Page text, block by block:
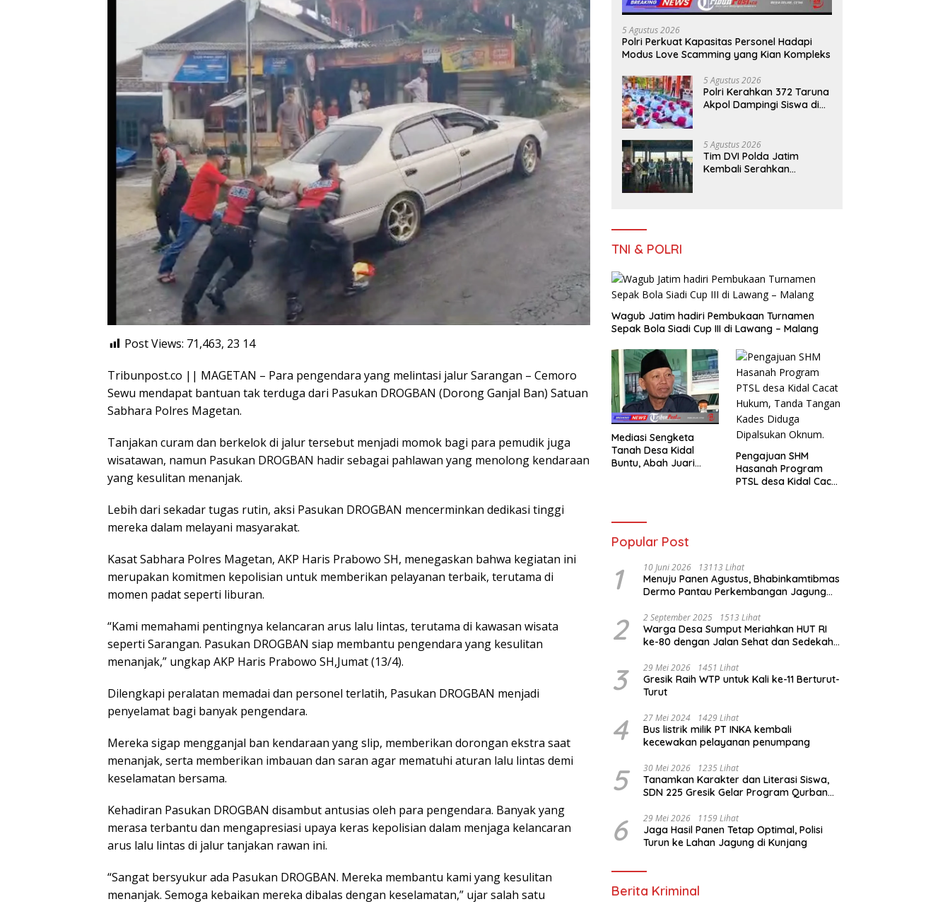
Post Views: 71,463, 23 14
Tribunpost.co || MAGETAN – Para pengendara yang melintasi jalur Sarangan – Cemoro
Sewu mendapat bantuan tak terduga dari Pasukan DROGBAN (Dorong Ganjal Ban) Satuan
Sabhara Polres Magetan.
Tanjakan curam dan berkelok di jalur tersebut menjadi momok bagi para pemudik juga
wisatawan, namun Pasukan DROGBAN hadir sebagai pahlawan yang menolong kendaraan
yang kesulitan menanjak.
Lebih dari sekadar tugas rutin, aksi Pasukan DROGBAN mencerminkan dedikasi tinggi
mereka dalam melayani masyarakat.
Kasat Sabhara Polres Magetan, AKP Haris Prabowo SH, menegaskan bahwa kegiatan ini
merupakan komitmen kepolisian untuk memberikan pelayanan terbaik, terutama di
momen padat seperti liburan.
“Kami memahami pentingnya kelancaran arus lalu lintas, terutama di kawasan wisata
seperti Sarangan. Pasukan DROGBAN siap membantu pengendara yang kesulitan
menanjak,” ungkap AKP Haris Prabowo SH,Jumat (13/4).
Dilengkapi peralatan memadai dan personel terlatih, Pasukan DROGBAN menjadi
penyelamat bagi banyak pengendara.
Mereka sigap mengganjal ban kendaraan yang slip, memberikan dorongan ekstra saat
menanjak, serta memberikan imbauan dan saran agar mematuhi aturan lalu lintas demi
keselamatan bersama.
Kehadiran Pasukan DROGBAN disambut antusias oleh para pengendara. Banyak yang
merasa terbantu dan mengapresiasi upaya keras kepolisian dalam menjaga kelancaran
arus lalu lintas di jalur tanjakan rawan ini.
“Sangat bersyukur ada Pasukan DROGBAN. Mereka membantu kami yang kesulitan
menanjak. Semoga kebaikan mereka dibalas dengan keselamatan,” ujar salah satu
5 Agustus 2026
Polri Perkuat Kapasitas Personel Hadapi
Modus Love Scamming yang Kian Kompleks
5 Agustus 2026
Polri Kerahkan 372 Taruna
Akpol Dampingi Siswa di
TNI
5 Agustus 2026
Tim DVI Polda Jatim
Kembali Serahkan
TNI & POLRI
Wagub Jatim hadiri Pembukaan Turnamen
Sepak Bola Siadi Cup III di Lawang – Malang
Mediasi Sengketa
Tanah Desa Kidal
Buntu, Abah Juari
Membatalkan Hak
Warga.
Pengajuan SHM
Hasanah Program
PTSL desa Kidal Cacat
Popular Post
1 10 Juni 2026 13113 Lihat
Menuju Panen Agustus, Bhabinkamtibmas
Dermo Pantau Perkembangan Jagung
2 2 September 2025 1513 Lihat
Warga Desa Sumput Meriahkan HUT RI
ke-80 dengan Jalan Sehat dan Sedekah
3 29 Mei 2026 1451 Lihat
Gresik Raih WTP untuk Kali ke-11 Berturut-
Turut
4 27 Mei 2024 1429 Lihat
Bus listrik milik PT INKA kembali
kecewakan pelayanan penumpang
5 30 Mei 2026 1235 Lihat
Tanamkan Karakter dan Literasi Siswa,
SDN 225 Gresik Gelar Program Qurban
6 29 Mei 2026 1159 Lihat
Jaga Hasil Panen Tetap Optimal, Polisi
Turun ke Lahan Jagung di Kunjang
Berita Kriminal